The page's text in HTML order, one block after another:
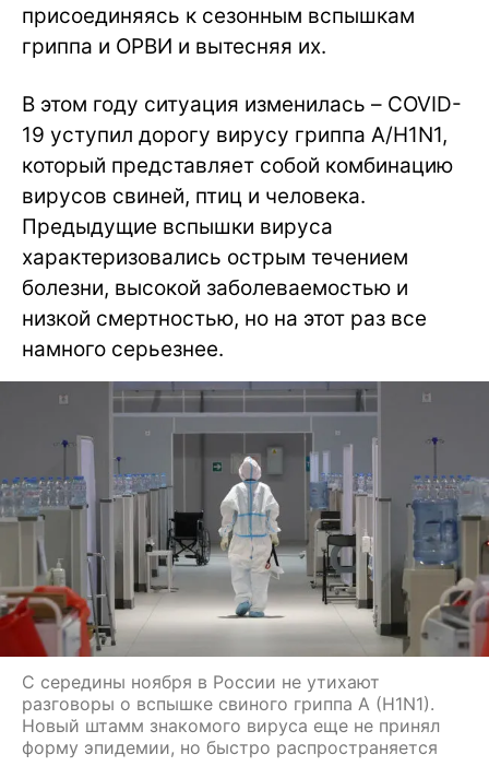
присоединяясь к сезонным вспышкам
гриппа и ОРВИ и вытесняя их.
В этом году ситуация изменилась – COVID-
19 уступил дорогу вирусу гриппа А/H1N1,
который представляет собой комбинацию
вирусов свиней, птиц и человека.
Предыдущие вспышки вируса
характеризовались острым течением
болезни, высокой заболеваемостью и
низкой смертностью, но на этот раз все
намного серьезнее.
С середины ноября в России не утихают
разговоры о вспышке свиного гриппа A (H1N1).
Новый штамм знакомого вируса еще не принял
форму эпидемии, но быстро распространяется